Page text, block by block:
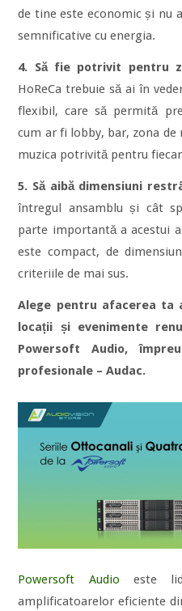
de tine este economic și nu
semnificative cu energia.
4. Să fie potrivit pentru
HoReCa trebuie să ai în
flexibil, care să permită
cum ar fi lobby, bar, zona
muzica potrivită pentru
5. Să aibă dimensiuni
întregul ansamblu și cât
parte importantă a acestui
este compact, de
criteriile de mai sus.
Alege pentru afacerea ta
locații și evenimente
Powersoft Audio,
profesionale – Audac.
Powersoft Audio este
amplificatoarelor eficiente